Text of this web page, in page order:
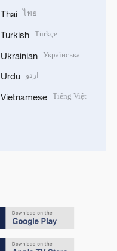
Thai ไทย
Turkish Türkçe
Ukrainian Українська
Urdu اردو
Vietnamese Tiếng Việt